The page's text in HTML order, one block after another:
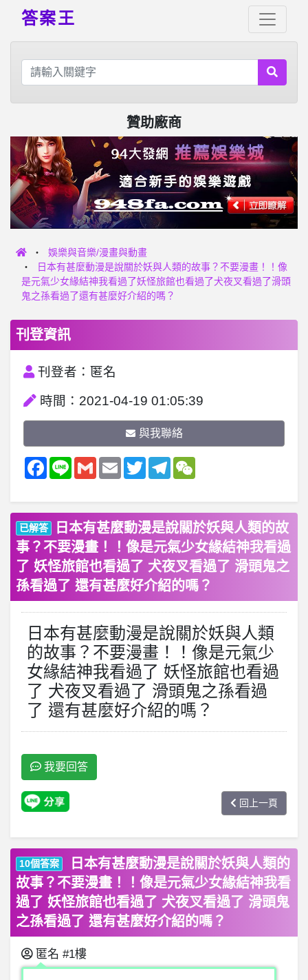
答案王
贊助廠商
娛樂與音樂/漫畫與動畫
日本有甚麼動漫是說關於妖與人類的故事？不要漫畫！！像
是元氣少女緣結神我看過了妖怪旅館也看過了犬夜叉看過了滑頭
鬼之孫看過了還有甚麼好介紹的嗎？
刊登資訊
刊登者：匿名
時間：2021-04-19 01:05:39
與我聯絡
Facebook
Line GmailEmail TwitterTelegramWeChat
已解答
日本有甚麼動漫是說關於妖與人類的故
事？不要漫畫！！像是元氣少女緣結神我看過
了 妖怪旅館也看過了 犬夜叉看過了 滑頭鬼之
孫看過了 還有甚麼好介紹的嗎？
日本有甚麼動漫是說關於妖與人類
的故事？不要漫畫！！像是元氣少
女緣結神我看過了 妖怪旅館也看過
了 犬夜叉看過了 滑頭鬼之孫看過
了 還有甚麼好介紹的嗎？
我要回答
回上一頁
10個答案
日本有甚麼動漫是說關於妖與人類的
故事？不要漫畫！！像是元氣少女緣結神我看
過了 妖怪旅館也看過了 犬夜叉看過了 滑頭鬼
之孫看過了 還有甚麼好介紹的嗎？
匿名 #1樓